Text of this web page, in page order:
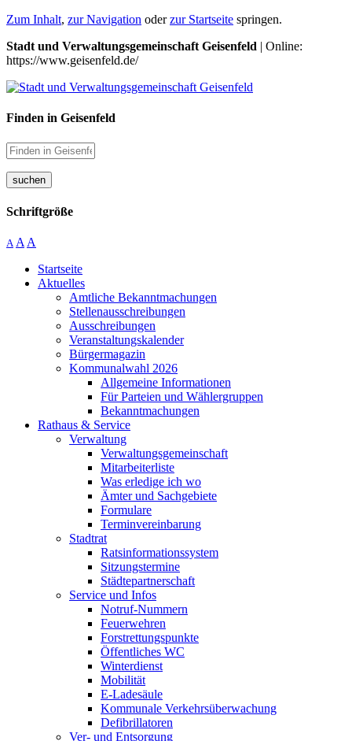
Zum Inhalt, zur Navigation oderzur Startseite springen.
Stadt und Verwaltungsgemeinschaft Geisenfeld | Online:
https://www.geisenfeld.de/
Finden in Geisenfeld
suchen
Schriftgröße
A A A
Startseite
Aktuelles
Amtliche Bekanntmachungen
Stellenausschreibungen
Ausschreibungen
Veranstaltungskalender
Bürgermagazin
Kommunalwahl 2026
Allgemeine Informationen
Für Parteien und Wählergruppen
Bekanntmachungen
Rathaus & Service
Verwaltung
Verwaltungsgemeinschaft
Mitarbeiterliste
Was erledige ich wo
Ämter und Sachgebiete
Formulare
Terminvereinbarung
Stadtrat
Ratsinformationssystem
Sitzungstermine
Städtepartnerschaft
Service und Infos
Notruf-Nummern
Feuerwehren
Forstrettungspunkte
Öffentliches WC
Winterdienst
Mobilität
E-Ladesäule
Kommunale Verkehrsüberwachung
Defibrillatoren
Ver- und Entsorgung